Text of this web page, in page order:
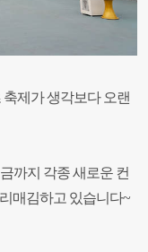
제가 생각보다 오랜
까지 각종 새로운 컨
매김하고 있습니다~